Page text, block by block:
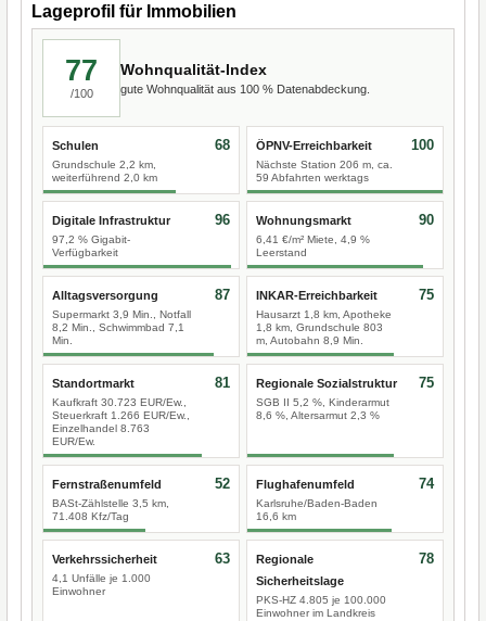
Lageprofil für Immobilien
77
/100
Wohnqualität-Index
gute Wohnqualität aus 100 % Datenabdeckung.
Schulen
Grundschule 2,2 km,
weiterführend 2,0 km
68 ÖPNV-Erreichbarkeit
Nächste Station 206 m, ca.
59 Abfahrten werktags
100
Digitale Infrastruktur
97,2 % Gigabit-
Verfügbarkeit
96 Wohnungsmarkt
6,41 €/m² Miete, 4,9 %
Leerstand
90
Alltagsversorgung
Supermarkt 3,9 Min., Notfall
8,2 Min., Schwimmbad 7,1
Min.
87 INKAR-Erreichbarkeit
Hausarzt 1,8 km, Apotheke
1,8 km, Grundschule 803
m, Autobahn 8,9 Min.
75
Standortmarkt
Kaufkraft 30.723 EUR/Ew.,
Steuerkraft 1.266 EUR/Ew.,
Einzelhandel 8.763
EUR/Ew.
81 Regionale Sozialstruktur
SGB II 5,2 %, Kinderarmut
8,6 %, Altersarmut 2,3 %
75
Fernstraßenumfeld
BASt-Zählstelle 3,5 km,
71.408 Kfz/Tag
52 Flughafenumfeld
Karlsruhe/Baden-Baden
16,6 km
74
Verkehrssicherheit
4,1 Unfälle je 1.000
Einwohner
63
Regionale
Sicherheitslage
PKS-HZ 4.805 je 100.000
Einwohner im Landkreis
78